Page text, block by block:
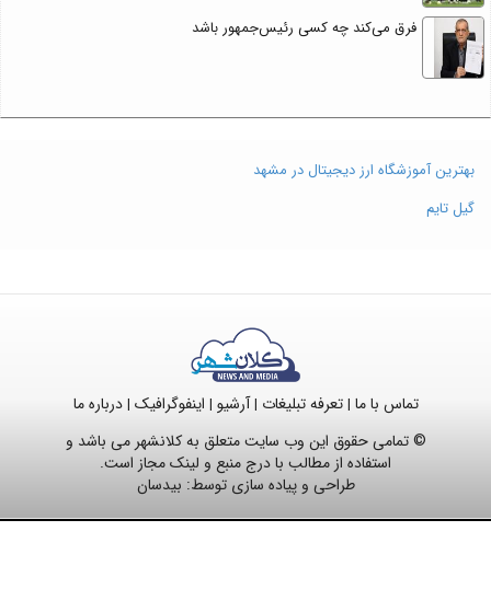
فرق می‌کند چه کسی رئیس‌جمهور باشد
بهترین آموزشگاه ارز دیجیتال در مشهد
گیل تایم
تماس با ما |تعرفه تبلیغات |آرشیو | اینفوگرافیک |درباره ما
© تمامی حقوق این وب سایت متعلق به کلانشهر می باشد و
استفاده از مطالب با درج منبع و لینک مجاز است.
طراحی و پیاده سازی توسط: بیدسان